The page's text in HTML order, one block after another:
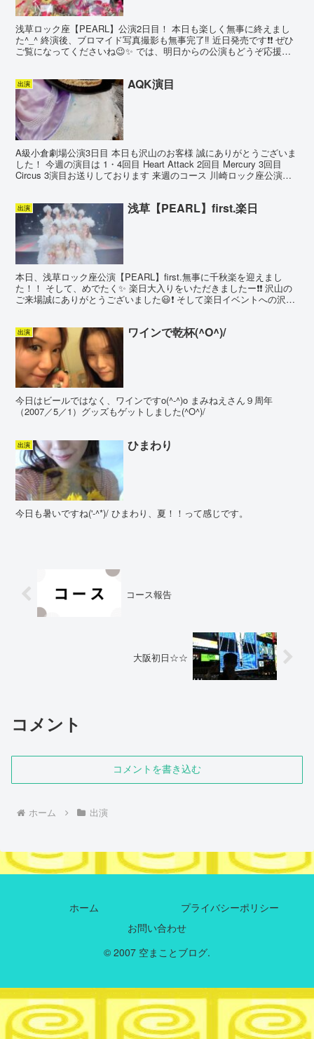
浅草ロック座【PEARL】公演2日目！ 本日も楽しく無事に終えまし
た^_^ 終演後、ブロマイド写真撮影も無事完了‼︎ 近日発売です❗️❗️ ぜひ
ご覧になってくださいね😉✨ では、明日からの公演もどうぞ応援よ
出演 AQK演目
A級小倉劇場公演3日目 本日も沢山のお客様 誠にありがとうございま
した！ 今週の演目は 1・4回目 Heart Attack 2回目 Mercury 3回目
Circus 3演目お送りしております 来週のコース 川崎ロック座公演で
出演 浅草【PEARL】first.楽日
本日、浅草ロック座公演【PEARL】first.無事に千秋楽を迎えまし
た！！ そして、めでたく✨ 楽日大入りをいただきましたー❗️❗️ 沢山の
ご来場誠にありがとうございました😃❗️ そして楽日イベントへの沢山
出演 ワインで乾杯(^O^)/
今日はビールではなく、ワインですo(^-^)o まみねえさん９周年
（2007／5／1）グッズもゲットしました(^O^)/
出演 ひまわり
今日も暑いですね('-^*)/ ひまわり、夏！！って感じです。
コース報告
大阪初日☆☆
コメント
コメントを書き込む
ホーム 出演
ホーム
プライバシーポリシー
お問い合わせ
© 2007 空まことブログ.